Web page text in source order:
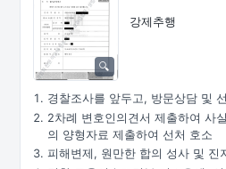
강제추행
경찰조사를 앞두고, 방문상담 및
2차례 변호인의견서 제출하여 사
의 양형자료 제출하여 선처 호소
피해변제, 원만한 합의 성사 및 진